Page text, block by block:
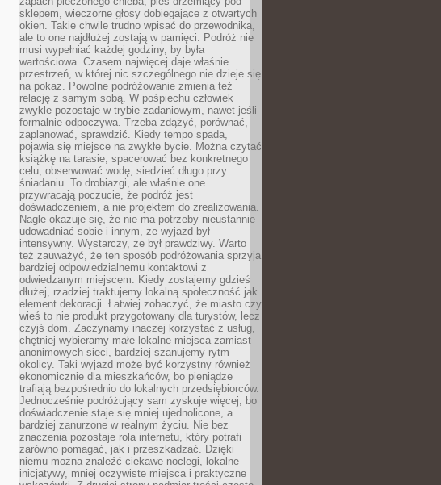
sklepem, wieczorne głosy dobiegające z otwartych
okien. Takie chwile trudno wpisać do przewodnika,
ale to one najdłużej zostają w pamięci. Podróż nie
musi wypełniać każdej godziny, by była
wartościowa. Czasem najwięcej daje właśnie
przestrzeń, w której nic szczególnego nie dzieje się
na pokaz. Powolne podróżowanie zmienia też
relację z samym sobą. W pośpiechu człowiek
zwykle pozostaje w trybie zadaniowym, nawet jeśli
formalnie odpoczywa. Trzeba zdążyć, porównać,
zaplanować, sprawdzić. Kiedy tempo spada,
pojawia się miejsce na zwykłe bycie. Można czytać
książkę na tarasie, spacerować bez konkretnego
celu, obserwować wodę, siedzieć długo przy
śniadaniu. To drobiazgi, ale właśnie one
przywracają poczucie, że podróż jest
doświadczeniem, a nie projektem do zrealizowania.
Nagle okazuje się, że nie ma potrzeby nieustannie
udowadniać sobie i innym, że wyjazd był
intensywny. Wystarczy, że był prawdziwy. Warto
też zauważyć, że ten sposób podróżowania sprzyja
bardziej odpowiedzialnemu kontaktowi z
odwiedzanym miejscem. Kiedy zostajemy gdzieś
dłużej, rzadziej traktujemy lokalną społeczność jak
element dekoracji. Łatwiej zobaczyć, że miasto czy
wieś to nie produkt przygotowany dla turystów, lecz
czyjś dom. Zaczynamy inaczej korzystać z usług,
chętniej wybieramy małe lokalne miejsca zamiast
anonimowych sieci, bardziej szanujemy rytm
okolicy. Taki wyjazd może być korzystny również
ekonomicznie dla mieszkańców, bo pieniądze
trafiają bezpośrednio do lokalnych przedsiębiorców.
Jednocześnie podróżujący sam zyskuje więcej, bo
doświadczenie staje się mniej ujednolicone, a
bardziej zanurzone w realnym życiu. Nie bez
znaczenia pozostaje rola internetu, który potrafi
zarówno pomagać, jak i przeszkadzać. Dzięki
niemu można znaleźć ciekawe noclegi, lokalne
inicjatywy, mniej oczywiste miejsca i praktyczne